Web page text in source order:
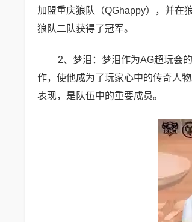
加盟重庆狼队（QGhappy），并在
狼队二队获得了冠军。
2、梦泪：梦泪作为AG超玩会
作，使他成为了玩家心中的传奇人
表现，是队伍中的重要成员。